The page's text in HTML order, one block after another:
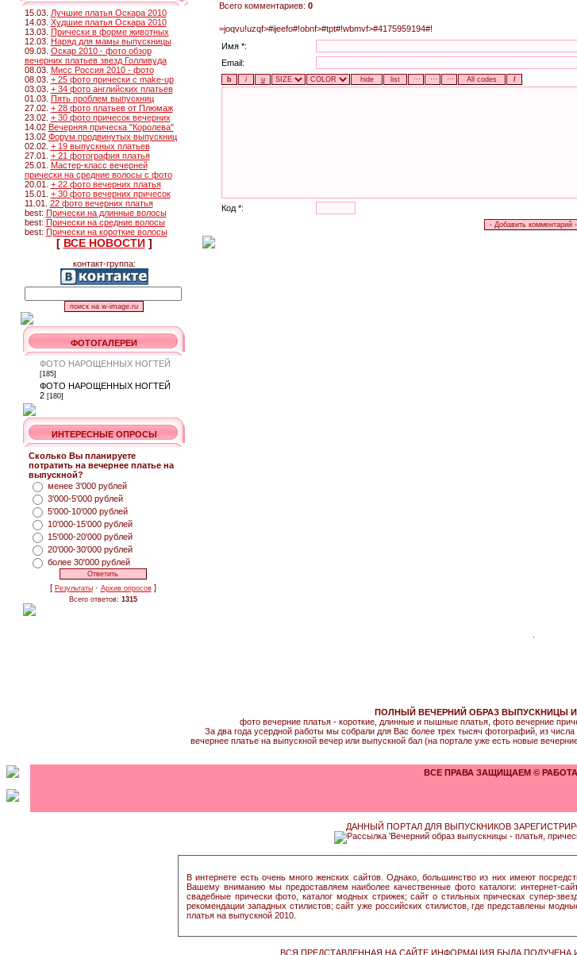
15.03. Лучшие платья Оскара 2010
14.03. Худшие платья Оскара 2010
13.03. Прически в форме животных
12.03. Наряд для мамы выпускницы
09.03. Оскар 2010 - фото обзор
вечерних платьев звезд Голливуда
08.03. Мисс Россия 2010 - фото
08.03. + 25 фото прически с make-up
03.03. + 34 фото английских платьев
01.03. Пять проблем выпускниц
27.02. + 28 фото платьев от Плюмаж
23.02. + 30 фото причесок вечерних
14.02 Вечерняя прическа "Королева"
13.02 Форум продвинутых выпускниц
02.02. + 19 выпускных платьев
27.01. + 21 фотография платья
25.01.
Мастер-класс вечерней
прически на средние волосы с фото
20.01. + 22 фото вечерних платья
15.01. + 30 фото вечерних причесок
11.01. 22 фото вечерних платья
best: Прически на длинные волосы
best: Прически на средние волосы
best: Прически на короткие волосы
[ ВСЕ НОВОСТИ]
контакт-группа:
ФОТОГАЛЕРЕИ
ФОТО НАРОЩЕННЫХ НОГТЕЙ
[185]
ФОТО НАРОЩЕННЫХ НОГТЕЙ
2 [180]
ИНТЕРЕСНЫЕ ОПРОСЫ
Сколько Вы планируете
потратить на вечернее платье на
выпускной?
менее 3'000 рублей
3'000-5'000 рублей
5'000-10'000 рублей
10'000-15'000 рублей
15'000-20'000 рублей
20'000-30'000 рублей
более 30'000 рублей
[ Результаты· Архив опросов]
Всего ответов: 1315
Всего комментариев: 0
=joqvu!uzqf>#ijeefo#!obnf>#tpt#!wbmvf>#4175959194#!
Имя *:
Email:
Код *:
ПОЛНЫЙ ВЕЧЕРНИЙ ОБРАЗ ВЫПУСКНИЦЫ И
фото вечерние платья - короткие, длинные и пышные платья, фото вечерние
За два года усердной работы мы собрали для Вас более трех тысяч фотографий, из
вечернее платье на выпускной вечер или выпускной бал (на портале уже есть новые
ВСЕ ПРАВА ЗАЩИЩАЕМ ©
ДАННЫЙ ПОРТАЛ ДЛЯ ВЫПУСКНИКОВ
В интернете есть очень много женских сайтов. Однако, большинство из них имеют
Вашему вниманию мы предоставляем наиболее качественные фото каталоги: интернет-
свадебные прически фото, каталог модных стрижек; сайт о стильных прическах супер-
рекомендации западных стилистов; сайт уже российских стилистов, где представлены
платья на выпускной 2010.
ВСЯ ПРЕДСТАВЛЕННАЯ НА САЙТЕ ИНФОРМАЦИЯ БЫЛА ПОЛУЧЕНА